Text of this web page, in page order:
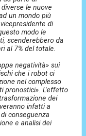
le nuove
un mondo più
di
modo le
scenderebbero da
al 7% del totale.
negatività» sui
che i robot ci
nel complesso
pronostici». L'effetto
dei
infatti a
conseguenza
e analisi dei